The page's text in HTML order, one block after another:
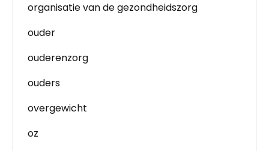
organisatie van de gezondheidszorg
ouder
ouderenzorg
ouders
overgewicht
oz